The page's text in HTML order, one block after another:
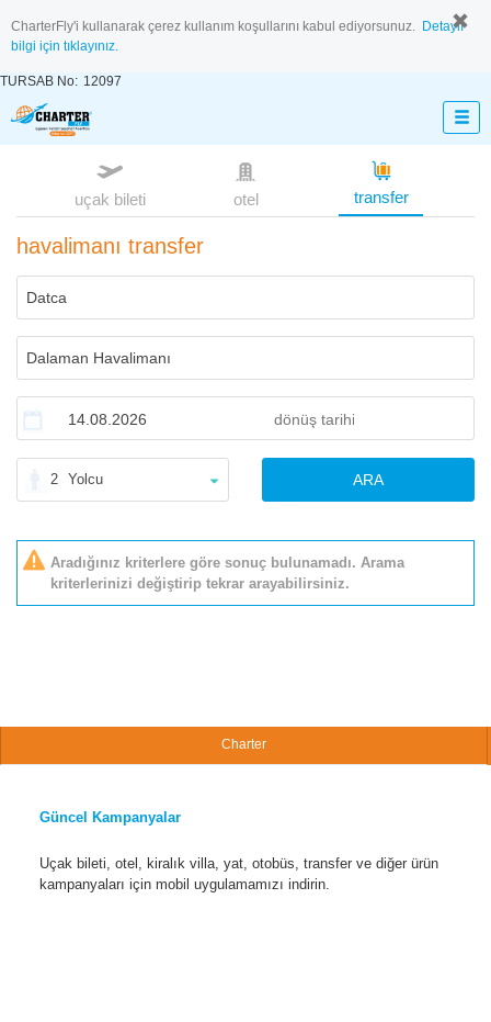
CharterFly'i kullanarak çerez kullanım koşullarını kabul ediyorsunuz. Detaylı
bilgi için tıklayınız.
TURSAB No: 12097
uçak bileti otel transfer
havalimanı transfer
2 Yolcu ARA
Aradığınız kriterlere göre sonuç bulunamadı. Arama
kriterlerinizi değiştirip tekrar arayabilirsiniz.
Charter
Güncel Kampanyalar
Uçak bileti, otel, kiralık villa, yat, otobüs, transfer ve diğer ürün
kampanyaları için mobil uygulamamızı indirin.